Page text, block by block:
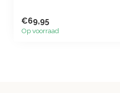
€69,95
Op voorraad